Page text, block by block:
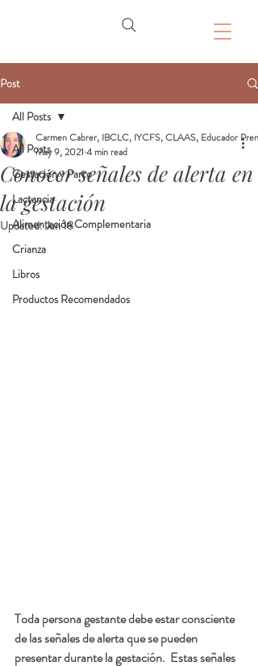
Post
All Posts
Gestación y Parto
Lactancia
Alimentación Complementaria
Crianza
Libros
Productos Recomendados
All Posts
Conocer señales de alerta en
la gestación
Carmen Cabrer, IBCLC, IYCFS, CLAAS, Educador
May 9, 2021 4 min read
Updated:Jun 18
Toda persona gestante debe estar consciente
de las señales de alerta que se pueden
presentar durante la gestación.  Estas señales